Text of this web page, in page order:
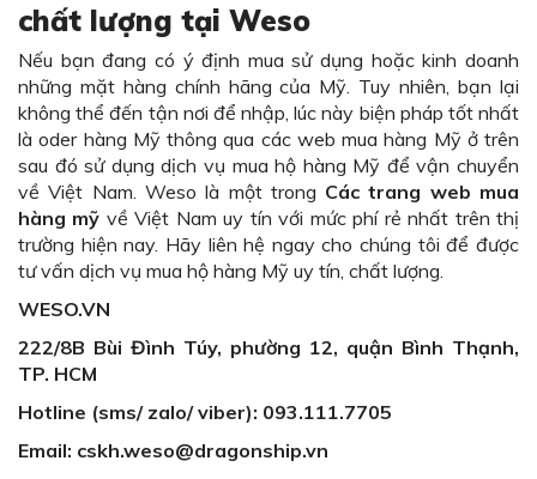
chất lượng tại Weso
Nếu bạn đang có ý định mua sử dụng hoặc kinh doanh
những mặt hàng chính hãng của Mỹ. Tuy nhiên, bạn lại
không thể đến tận nơi để nhập, lúc này biện pháp tốt nhất
là oder hàng Mỹ thông qua các web mua hàng Mỹ ở trên
sau đó sử dụng dịch vụ mua hộ hàng Mỹ để vận chuyển
về Việt Nam. Weso là một trong Các trang web mua
hàng mỹ về Việt Nam uy tín với mức phí rẻ nhất trên thị
trường hiện nay. Hãy liên hệ ngay cho chúng tôi để được
tư vấn dịch vụ mua hộ hàng Mỹ uy tín, chất lượng.
WESO.VN
222/8B Bùi Đình Túy, phường 12, quận Bình Thạnh,
TP. HCM
Hotline (sms/ zalo/ viber): 093.111.7705
Email: cskh.weso@dragonship.vn